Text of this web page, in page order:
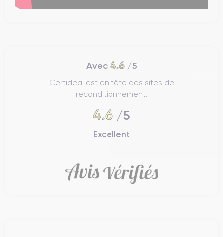
Avec 4.6/5
Certideal est en tête des sites de
reconditionnement.
4.6 /5
Excellent